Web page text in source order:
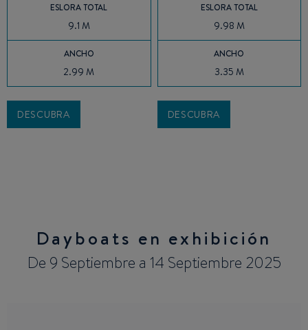
ESLORA TOTAL
9.1 M
ANCHO
2.99 M
DESCUBRA
ESLORA TOTAL
9.98 M
ANCHO
3.35 M
DESCUBRA
Dayboats en exhibición
De 9 Septiembre a 14 Septiembre 2025